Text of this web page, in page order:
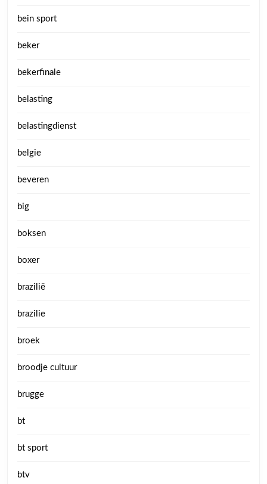
bein sport
beker
bekerfinale
belasting
belastingdienst
belgie
beveren
big
boksen
boxer
brazilië
brazilie
broek
broodje cultuur
brugge
bt
bt sport
btv